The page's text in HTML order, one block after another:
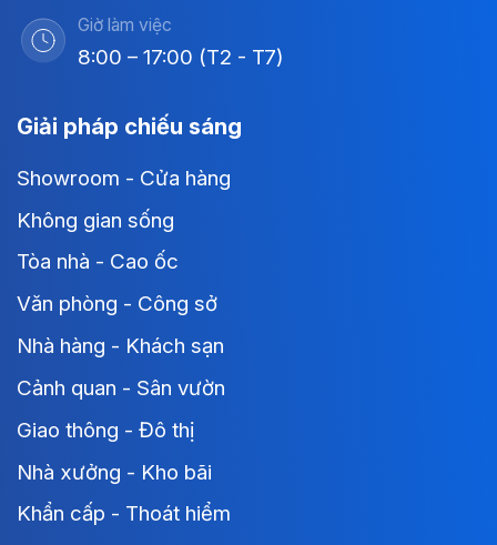
Giờ làm việc
8:00 – 17:00 (T2 - T7)
Giải pháp chiếu sáng
Showroom - Cửa hàng
Không gian sống
Tòa nhà - Cao ốc
Văn phòng - Công sở
Nhà hàng - Khách sạn
Cảnh quan - Sân vườn
Giao thông - Đô thị
Nhà xưởng - Kho bãi
Khẩn cấp - Thoát hiểm